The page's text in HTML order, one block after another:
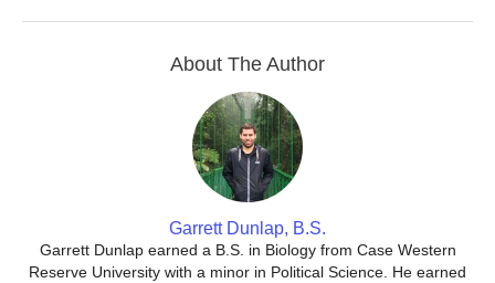
About The Author
Garrett Dunlap, B.S.
Garrett Dunlap earned a B.S. in Biology from Case Western
Reserve University with a minor in Political Science. He earned